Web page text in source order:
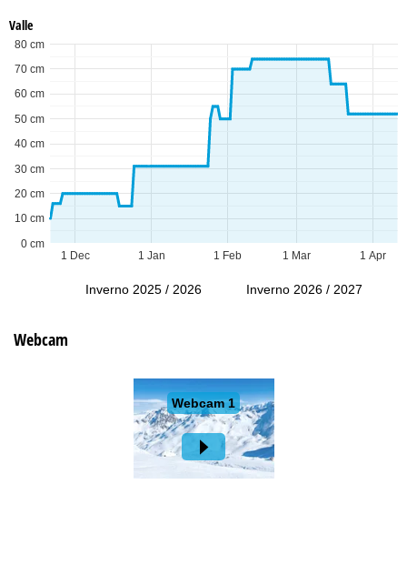
Valle
1 Dec 1 Jan 1 Feb 1 Mar 1 Apr
0 cm
10 cm
20 cm
30 cm
40 cm
50 cm
60 cm
70 cm
80 cm
Inverno 2025 / 2026 Inverno 2026 / 2027
Webcam